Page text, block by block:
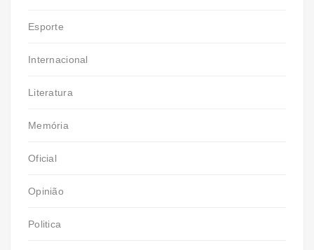
Esporte
Internacional
Literatura
Memória
Oficial
Opinião
Politica